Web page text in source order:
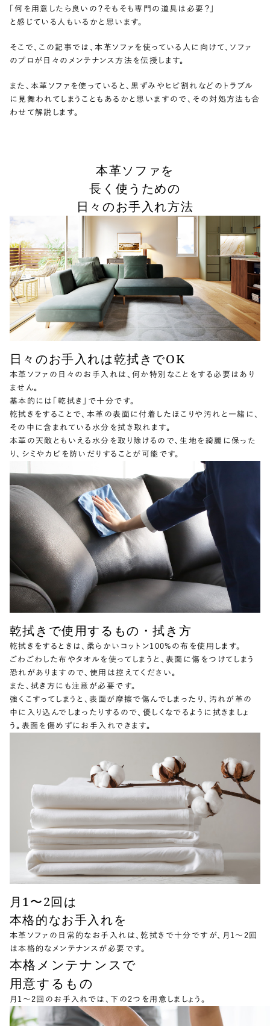
「何を用意したら良いの？そもそも専門の道具は必要？」
と感じている人もいるかと思います。
そこで、この記事では、本革ソファを使っている人に向けて、ソファ
のプロが日々のメンテナンス方法を伝授します。
また、本革ソファを使っていると、黒ずみやヒビ割れなどのトラブル
に見舞われてしまうこともあるかと思いますので、その対処方法も合
わせて解説します。
本革ソファを
長く使うための
日々のお手入れ方法
日々のお手入れは乾拭きでOK
本革ソファの日々のお手入れは、何か特別なことをする必要はあり
ません。
基本的には「乾拭き」で十分です。
乾拭きをすることで、本革の表面に付着したほこりや汚れと一緒に、
その中に含まれている水分を拭き取れます。
本革の天敵ともいえる水分を取り除けるので、生地を綺麗に保った
り、シミやカビを防いだりすることが可能です。
乾拭きで使用するもの・拭き方
乾拭きをするときは、柔らかいコットン100%の布を使用します。
ごわごわした布やタオルを使ってしまうと、表面に傷をつけてしまう
恐れがありますので、使用は控えてください。
また、拭き方にも注意が必要です。
強くこすってしまうと、表面が摩擦で傷んでしまったり、汚れが革の
中に入り込んでしまったりするので、優しくなでるように拭きましょ
う。表面を傷めずにお手入れできます。
月1〜2回は
本格的なお手入れを
本革ソファの日常的なお手入れは、乾拭きで十分ですが、月1〜2回
は本格的なメンテナンスが必要です。
本格メンテナンスで
用意するもの
月1〜2回のお手入れでは、下の2つを用意しましょう。